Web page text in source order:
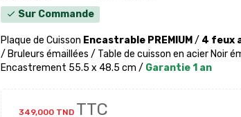
check Sur Commande
Plaque de Cuisson Encastrable PREMIUM / 4 feux
/ Bruleurs émaillées / Table de cuisson en acier Noir
Encastrement 55.5 x 48.5 cm / Garantie 1 an
349,000 TND TTC